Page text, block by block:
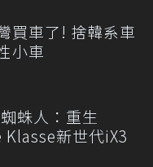
買車了! 捨韓系車
小車
蛛人：重生
新世代iX3